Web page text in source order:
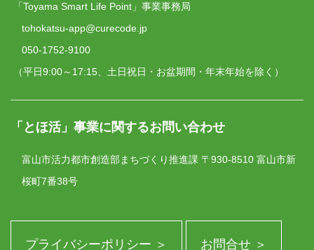
「Toyama Smart Life Point」事業事務局
tohokatsu-app@curecode.jp
050-1752-9100
（平日9:00～17:15、土日祝日・お盆期間・年末年始を除く）
「とほ活」事業に関するお問い合わせ
富山市活力都市創造部まちづくり推進課 〒930-8510 富山市新
桜町7番38号
プライバシーポリシー ＞ お問合せ ＞